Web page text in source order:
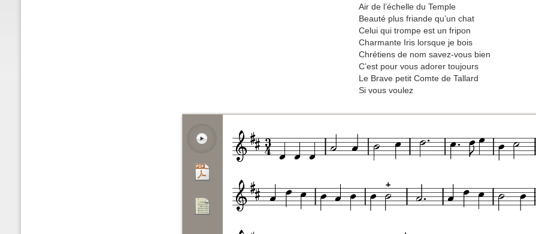
Air de l’échelle du Temple
Beauté plus friande qu’un chat
Celui qui trompe est un fripon
Charmante Iris lorsque je bois
Chrétiens de nom savez-vous bien
C’est pour vous adorer toujours
Le Brave petit Comte de Tallard
Si vous voulez